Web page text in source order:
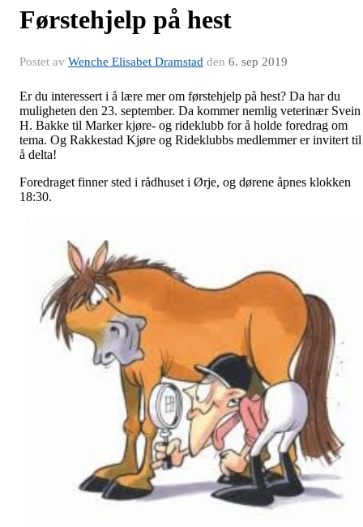
Førstehjelp på hest
Postet av Wenche Elisabet Dramstad den 6. sep 2019
Er du interessert i å lære mer om førstehjelp på hest? Da har du
muligheten den 23. september. Da kommer nemlig veterinær Svein
H. Bakke til Marker kjøre- og rideklubb for å holde foredrag om
tema. Og Rakkestad Kjøre og Rideklubbs medlemmer er invitert til
å delta!
Foredraget finner sted i rådhuset i Ørje, og dørene åpnes klokken
18:30.